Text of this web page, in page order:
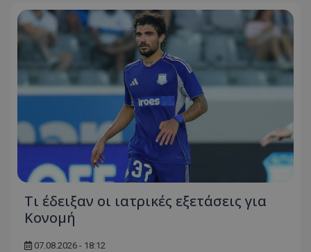
Τι έδειξαν οι ιατρικές εξετάσεις για
Κονομή
07.08.2026 - 18:12